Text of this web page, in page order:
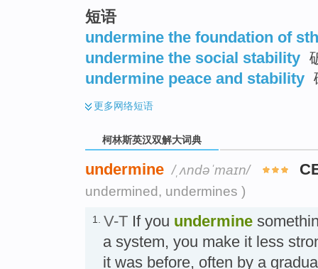
短语
undermine the foundation of sth
undermine the social stability
undermine peace and stability
更多网络短语
柯林斯英汉双解大词典
undermine /ˌʌndəˈmaɪn/
undermined, undermines )
1. V-T If you undermine
a system, you make it less
it was before, often by a